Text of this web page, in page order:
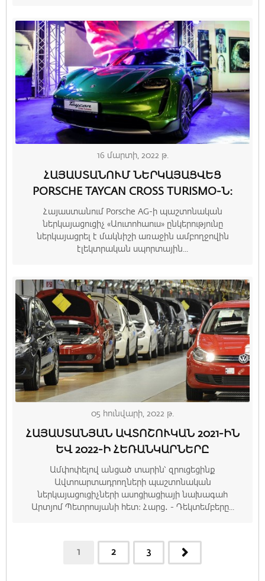
16 մարտի, 2022 թ.
ՀԱՅԱՍՏԱՆՈՒՄ ՆԵՐԿԱՅԱՑՎԵՑ
PORSCHE TAYCAN CROSS TURISMO-Ն։
Հայաստանում Porsche AG-ի պաշտոնական
ներկայացուցիչ «Աուտոհաուս» ընկերությունը
ներկայացրել է մակնիշի առաջին ամբողջովին
էլեկտրական սպորտային...
05 հունվարի, 2022 թ.
ՀԱՅԱՍՏԱՆՅԱՆ ԱՎՏՈՇՈՒԿԱՆ 2021-ԻՆ
ԵՎ 2022-Ի ՀԵՌԱՆԿԱՐՆԵՐԸ
Ամփոփելով անցած տարին՝ զրուցեցինք
Ավտոարտադրողների պաշտոնական
ներկայացուցիչների ասոցիացիայի նախագահ
Արտյոմ Պետրոսյանի հետ։ Հարց․ - Դեկտեմբերը...
1 2 3